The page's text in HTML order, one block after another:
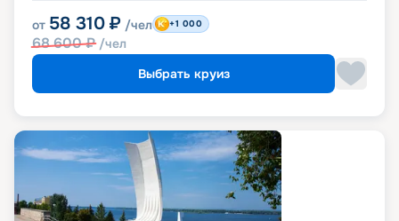
от 58 310 ₽ /чел
68 600₽ /чел
+1 000
Выбрать круиз